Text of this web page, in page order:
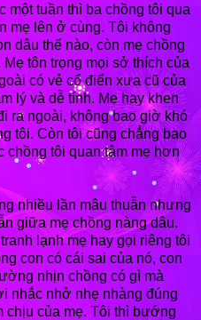
một tuần thì ba chồng tôi qua
mẹ lên ở cùng. Tôi không
dâu thế nào, còn mẹ chồng
tôn trọng mọi sở thích của
có vẻ cổ điển xưa cũ của
lý và dễ tính. Mẹ hay khen
ra ngoài, không bao giờ khó
tôi. Còn tôi cũng chẳng bao
tôi quan tâm mẹ hơn
nhiều lần mâu thuẫn nhưng
giữa mẹ chồng nàng dâu.
lạnh mẹ hay gọi riêng tôi
con có cái sai của nó, con
nhịn chồng có gì mà
nhắc nhở nhẹ nhàng đúng
của mẹ. Tôi thì bướng